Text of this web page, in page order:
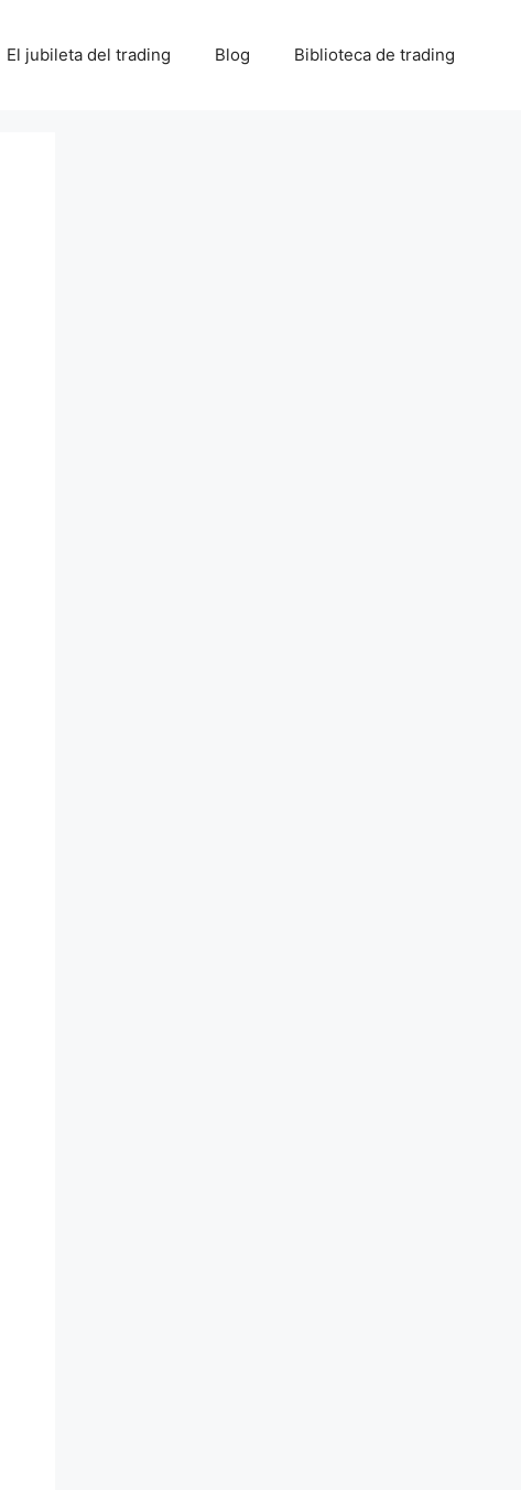
El jubileta del trading Blog Biblioteca de trading